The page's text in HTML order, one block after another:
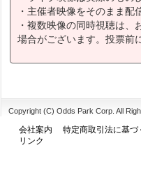
・主催者映像をそのまま
・複数映像の同時視聴は
場合がございます。投票前
Copyright (C) Odds Park Corp. All
会社案内 特定商取引法に基づ
リンク